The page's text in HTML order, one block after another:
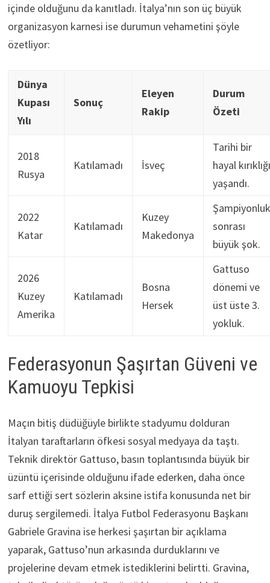
içinde olduğunu da kanıtladı. İtalya’nın son üç büyük
organizasyon karnesi ise durumun vehametini şöyle
özetliyor:
Dünya
Kupası
Yılı
Sonuç
Eleyen
Rakip
Durum
Özeti
2018
Rusya
Katılamadı İsveç
Tarihi bir
hayal kırıklığı
yaşandı.
2022
Katar
Katılamadı
Kuzey
Makedonya
Şampiyonluk
sonrası
büyük şok.
2026
Kuzey
Amerika
Katılamadı
Bosna
Hersek
Gattuso
dönemi ve
üst üste 3.
yokluk.
Federasyonun Şaşırtan Güveni ve
Kamuoyu Tepkisi
Maçın bitiş düdüğüyle birlikte stadyumu dolduran
İtalyan taraftarların öfkesi sosyal medyaya da taştı.
Teknik direktör Gattuso, basın toplantısında büyük bir
üzüntü içerisinde olduğunu ifade ederken, daha önce
sarf ettiği sert sözlerin aksine istifa konusunda net bir
duruş sergilemedi. İtalya Futbol Federasyonu Başkanı
Gabriele Gravina ise herkesi şaşırtan bir açıklama
yaparak, Gattuso’nun arkasında durduklarını ve
projelerine devam etmek istediklerini belirtti. Gravina,